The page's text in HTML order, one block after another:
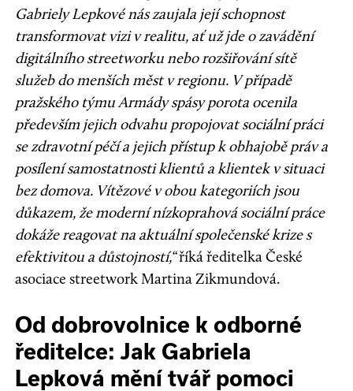
Gabriely Lepkové nás zaujala její schopnost
transformovat vizi v realitu, ať už jde o zavádění
digitálního streetworku nebo rozšiřování sítě
služeb do menších měst v regionu. V případě
pražského týmu Armády spásy porota ocenila
především jejich odvahu propojovat sociální práci
se zdravotní péčí a jejich přístup k obhajobě práv a
posílení samostatnosti klientů a klientek v situaci
bez domova. Vítězové v obou kategoriích jsou
důkazem, že moderní nízkoprahová sociální práce
dokáže reagovat na aktuální společenské krize s
efektivitou a důstojností,“říká ředitelka České
asociace streetwork Martina Zikmundová.
Od dobrovolnice k odborné
ředitelce: Jak Gabriela
Lepková mění tvář pomoci